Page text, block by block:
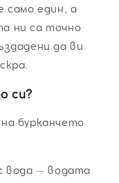
само един, а
ни са точно
да ви
си?
бурканчето
вода – водата